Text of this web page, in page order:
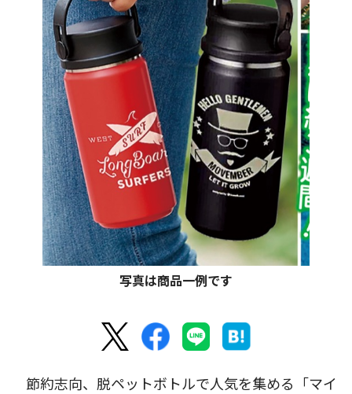
写真は商品一例です
節約志向、脱ペットボトルで人気を集める「マイ